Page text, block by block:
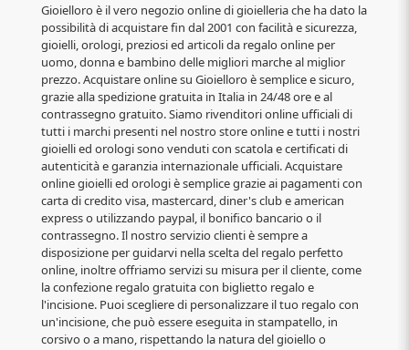
Gioielloro è il vero negozio online di gioielleria che ha dato la
possibilità di acquistare fin dal 2001 con facilità e sicurezza,
gioielli, orologi, preziosi ed articoli da regalo online per
uomo, donna e bambino delle migliori marche al miglior
prezzo. Acquistare online su Gioielloro è semplice e sicuro,
grazie alla spedizione gratuita in Italia in 24/48 ore e al
contrassegno gratuito. Siamo rivenditori online ufficiali di
tutti i marchi presenti nel nostro store online e tutti i nostri
gioielli ed orologi sono venduti con scatola e certificati di
autenticità e garanzia internazionale ufficiali. Acquistare
online gioielli ed orologi è semplice grazie ai pagamenti con
carta di credito visa, mastercard, diner's club e american
express o utilizzando paypal, il bonifico bancario o il
contrassegno. Il nostro servizio clienti è sempre a
disposizione per guidarvi nella scelta del regalo perfetto
online, inoltre offriamo servizi su misura per il cliente, come
la confezione regalo gratuita con biglietto regalo e
l'incisione. Puoi scegliere di personalizzare il tuo regalo con
un'incisione, che può essere eseguita in stampatello, in
corsivo o a mano, rispettando la natura del gioiello o